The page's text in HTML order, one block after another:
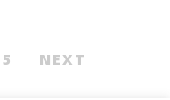
5 NEXT